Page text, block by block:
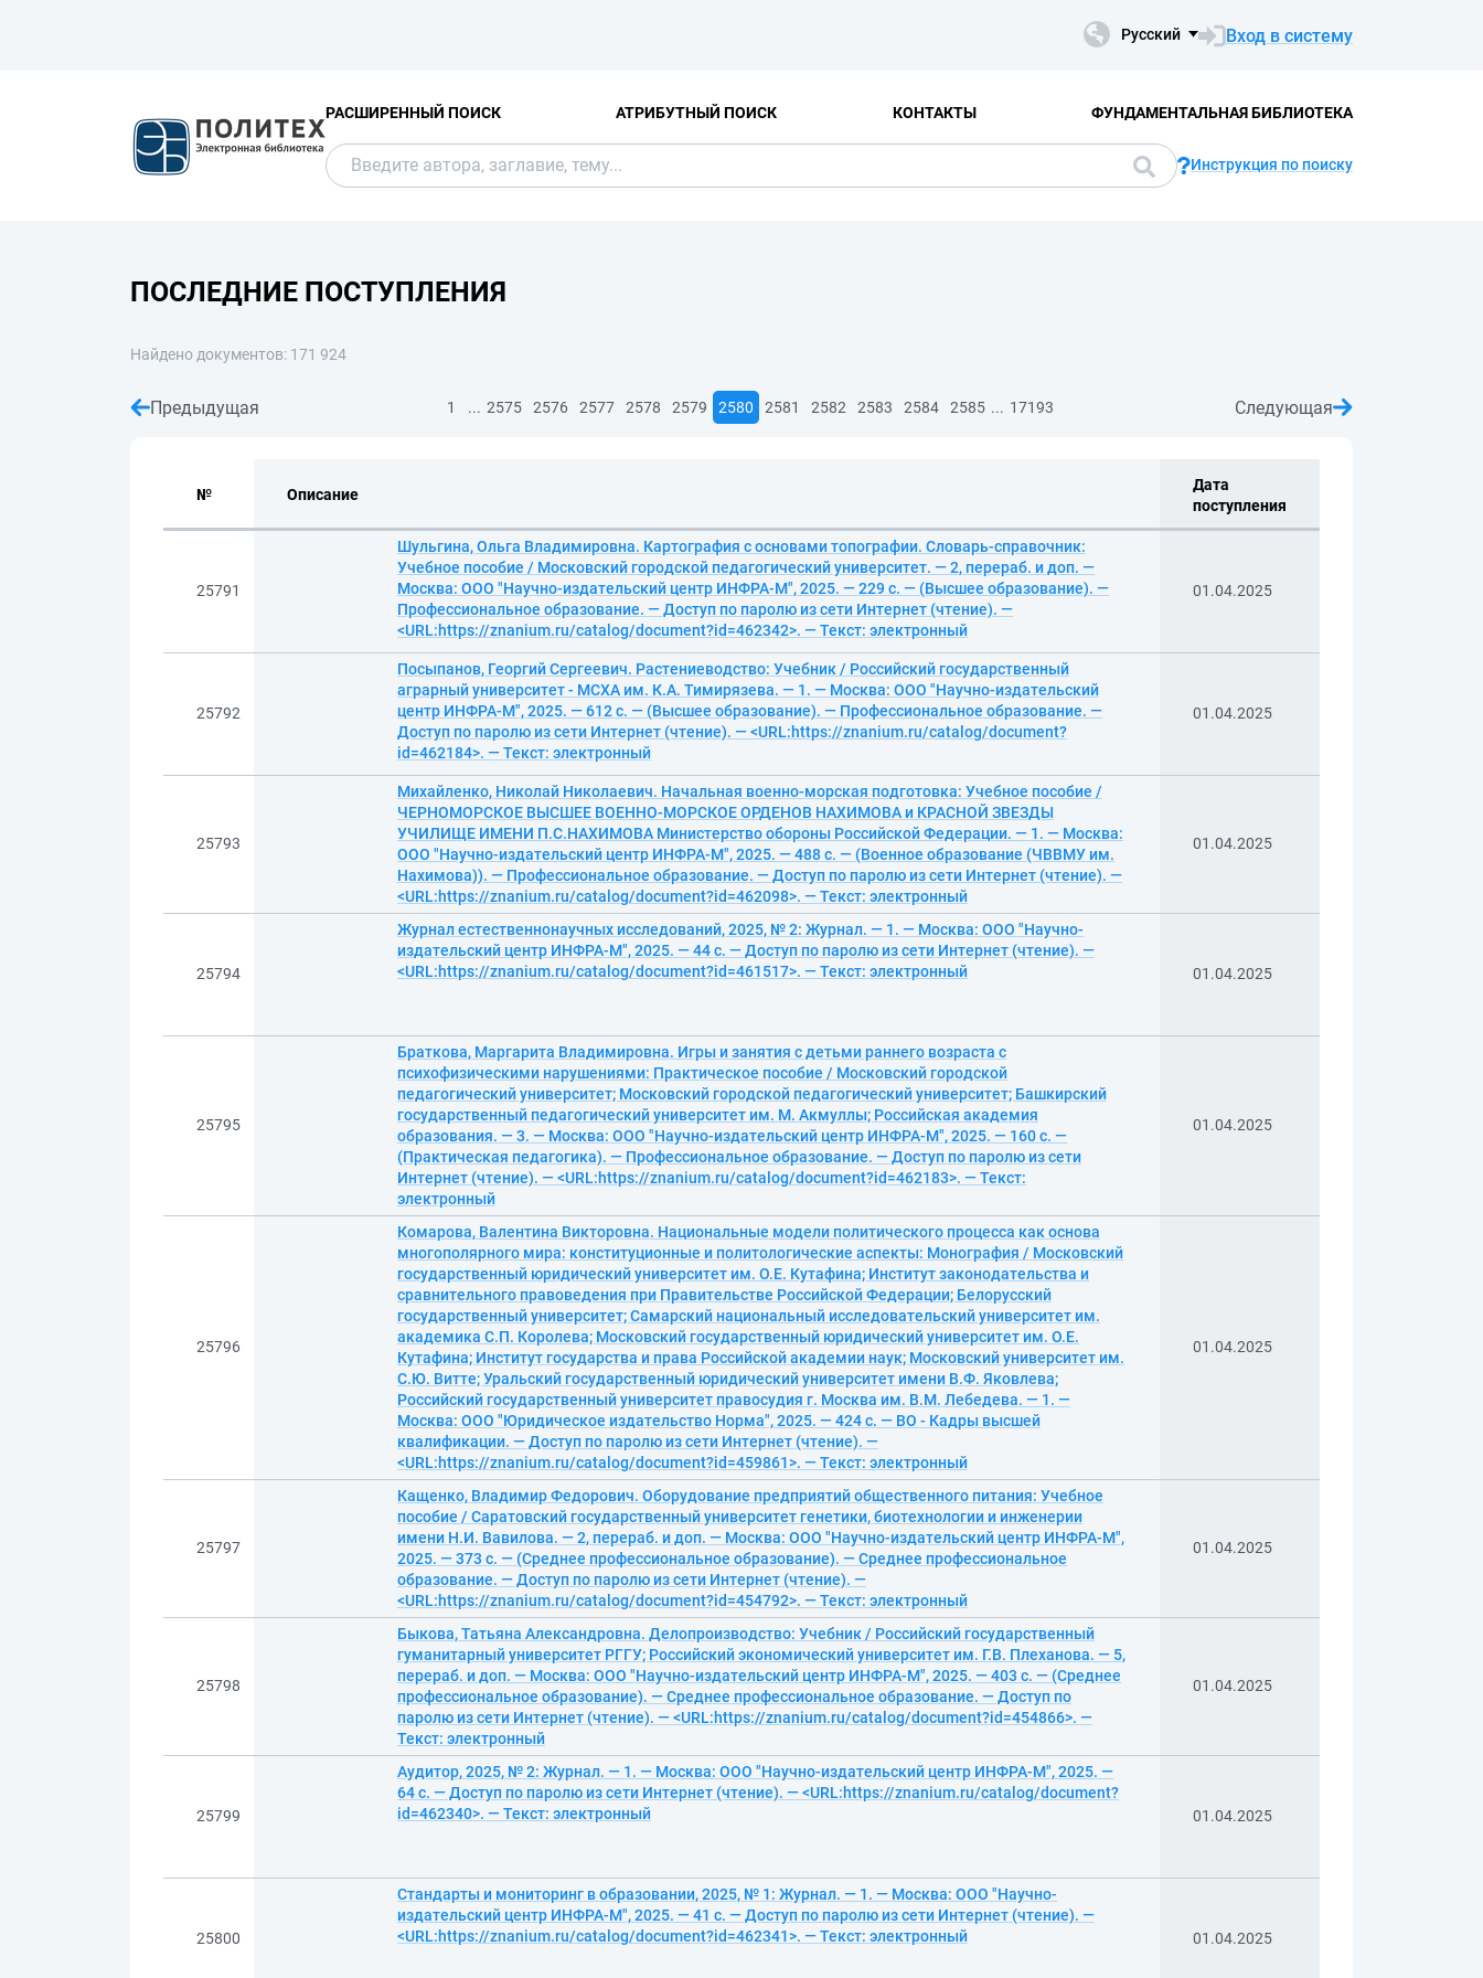
Русский Вход в систему
РАСШИРЕННЫЙ ПОИСК АТРИБУТНЫЙ ПОИСК КОНТАКТЫ ФУНДАМЕНТАЛЬНАЯ БИБЛИОТЕКА
Инструкция по поиску
ПОСЛЕДНИЕ ПОСТУПЛЕНИЯ
Найдено документов: 171 924
Предыдущая 1 ... 2575 2576 2577 2578 2579 2580 2581 2582 2583 2584 2585 ... 17193 Следующая
№ Описание
Дата
поступления
25791
Шульгина, Ольга Владимировна. Картография с основами топографии. Словарь-справочник:
Учебное пособие / Московский городской педагогический университет. — 2, перераб. и доп. —
Москва: ООО "Научно-издательский центр ИНФРА-М", 2025. — 229 с. — (Высшее образование). —
Профессиональное образование. — Доступ по паролю из сети Интернет (чтение). —
<URL:https://znanium.ru/catalog/document?id=462342>. — Текст: электронный
01.04.2025
25792
Посыпанов, Георгий Сергеевич. Растениеводство: Учебник / Российский государственный
аграрный университет - МСХА им. К.А. Тимирязева. — 1. — Москва: ООО "Научно-издательский
центр ИНФРА-М", 2025. — 612 с. — (Высшее образование). — Профессиональное образование. —
Доступ по паролю из сети Интернет (чтение). — <URL:https://znanium.ru/catalog/document?
id=462184>. — Текст: электронный
01.04.2025
25793
Михайленко, Николай Николаевич. Начальная военно-морская подготовка: Учебное пособие /
ЧЕРНОМОРСКОЕ ВЫСШЕЕ ВОЕННО-МОРСКОЕ ОРДЕНОВ НАХИМОВА и КРАСНОЙ ЗВЕЗДЫ
УЧИЛИЩЕ ИМЕНИ П.С.НАХИМОВА Министерство обороны Российской Федерации. — 1. — Москва:
ООО "Научно-издательский центр ИНФРА-М", 2025. — 488 с. — (Военное образование (ЧВВМУ им.
Нахимова)). — Профессиональное образование. — Доступ по паролю из сети Интернет (чтение). —
<URL:https://znanium.ru/catalog/document?id=462098>. — Текст: электронный
01.04.2025
25794
Журнал естественнонаучных исследований, 2025, № 2: Журнал. — 1. — Москва: ООО "Научно-
издательский центр ИНФРА-М", 2025. — 44 с. — Доступ по паролю из сети Интернет (чтение). —
<URL:https://znanium.ru/catalog/document?id=461517>. — Текст: электронный
01.04.2025
25795
Браткова, Маргарита Владимировна. Игры и занятия с детьми раннего возраста с
психофизическими нарушениями: Практическое пособие / Московский городской
педагогический университет; Московский городской педагогический университет; Башкирский
государственный педагогический университет им. М. Акмуллы; Российская академия
образования. — 3. — Москва: ООО "Научно-издательский центр ИНФРА-М", 2025. — 160 с. —
(Практическая педагогика). — Профессиональное образование. — Доступ по паролю из сети
Интернет (чтение). — <URL:https://znanium.ru/catalog/document?id=462183>. — Текст:
электронный
01.04.2025
25796
Комарова, Валентина Викторовна. Национальные модели политического процесса как основа
многополярного мира: конституционные и политологические аспекты: Монография / Московский
государственный юридический университет им. О.Е. Кутафина; Институт законодательства и
сравнительного правоведения при Правительстве Российской Федерации; Белорусский
государственный университет; Самарский национальный исследовательский университет им.
академика С.П. Королева; Московский государственный юридический университет им. О.Е.
Кутафина; Институт государства и права Российской академии наук; Московский университет им.
С.Ю. Витте; Уральский государственный юридический университет имени В.Ф. Яковлева;
Российский государственный университет правосудия г. Москва им. В.М. Лебедева. — 1. —
Москва: ООО "Юридическое издательство Норма", 2025. — 424 с. — ВО - Кадры высшей
квалификации. — Доступ по паролю из сети Интернет (чтение). —
<URL:https://znanium.ru/catalog/document?id=459861>. — Текст: электронный
01.04.2025
25797
Кащенко, Владимир Федорович. Оборудование предприятий общественного питания: Учебное
пособие / Саратовский государственный университет генетики, биотехнологии и инженерии
имени Н.И. Вавилова. — 2, перераб. и доп. — Москва: ООО "Научно-издательский центр ИНФРА-М",
2025. — 373 с. — (Среднее профессиональное образование). — Среднее профессиональное
образование. — Доступ по паролю из сети Интернет (чтение). —
<URL:https://znanium.ru/catalog/document?id=454792>. — Текст: электронный
01.04.2025
25798
Быкова, Татьяна Александровна. Делопроизводство: Учебник / Российский государственный
гуманитарный университет РГГУ; Российский экономический университет им. Г.В. Плеханова. — 5,
перераб. и доп. — Москва: ООО "Научно-издательский центр ИНФРА-М", 2025. — 403 с. — (Среднее
профессиональное образование). — Среднее профессиональное образование. — Доступ по
паролю из сети Интернет (чтение). — <URL:https://znanium.ru/catalog/document?id=454866>. —
Текст: электронный
01.04.2025
25799
Аудитор, 2025, № 2: Журнал. — 1. — Москва: ООО "Научно-издательский центр ИНФРА-М", 2025. —
64 с. — Доступ по паролю из сети Интернет (чтение). — <URL:https://znanium.ru/catalog/document?
id=462340>. — Текст: электронный
01.04.2025
25800
Стандарты и мониторинг в образовании, 2025, № 1: Журнал. — 1. — Москва: ООО "Научно-
издательский центр ИНФРА-М", 2025. — 41 с. — Доступ по паролю из сети Интернет (чтение). —
<URL:https://znanium.ru/catalog/document?id=462341>. — Текст: электронный
01.04.2025